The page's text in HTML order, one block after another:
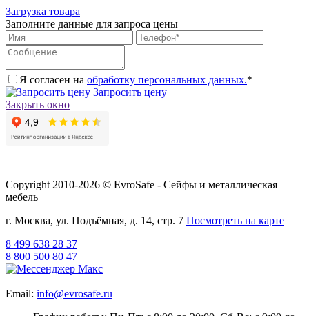
Загрузка товара
Заполните данные для запроса цены
Я согласен на обработку персональных данных.*
Запросить цену
Закрыть окно
Copyright 2010-2026 © EvroSafe - Сейфы и металлическая
мебель
г. Москва, ул. Подъёмная, д. 14, стр. 7 Посмотреть на карте
8 499 638 28 37
8 800 500 80 47
Email: info@evrosafe.ru